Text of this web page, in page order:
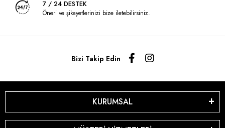
7 / 24 DESTEK
Öneri ve şikayetlerinizi bize iletebilirsiniz.
Bizi Takip Edin
KURUMSAL